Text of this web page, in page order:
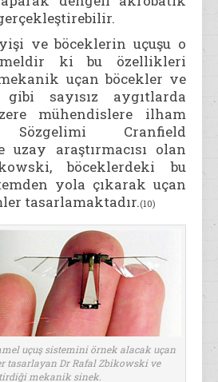
ve böceklerin uçuşu o
ki bu özellikleri
uçan böcekler ve
sayısız aygıtlarda
mühendislere ilham
Sözgelimi Cranfield
uzay araştırmacısı olan
böceklerdeki bu
yola çıkarak uçan
tasarlamaktadır.(10)
uçuş sistemini örnek alacak uçan
tasarlayan Dr Rafal Zbikowski ve
mekanik sinek.